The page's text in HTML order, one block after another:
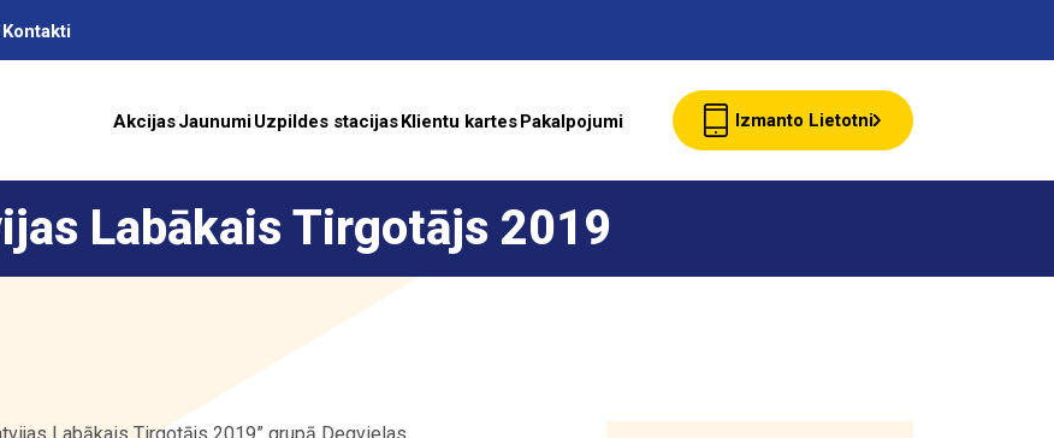
Kontakti
AkcijasJaunumiUzpildes stacijasKlientu kartesPakalpojumi Izmanto Lietotni
Labākais Tirgotājs 2019